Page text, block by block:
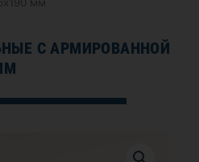
мм
С АРМИРОВАННОЙ